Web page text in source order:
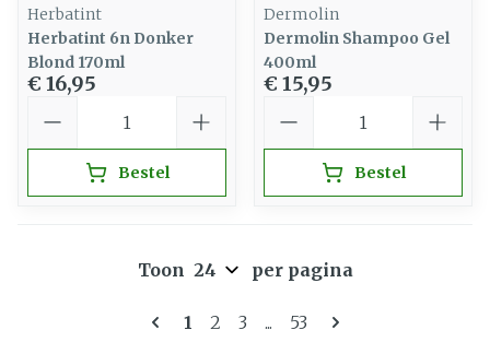
Herbatint
Herbatint 6n Donker
Blond 170ml
€ 16,95
Bestel
Dermolin
Dermolin Shampoo Gel
400ml
€ 15,95
Bestel
Pagina's
U lees momenteel pagina
1 Pagina
2 Pagina
3 ... Pagina
53
Toon per pagina